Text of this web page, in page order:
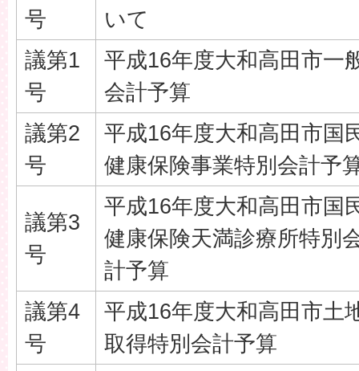
号
いて
議第1
号
平成16年度大和高田市一
会計予算
議第2
号
平成16年度大和高田市国
健康保険事業特別会計予
議第3
号
平成16年度大和高田市国
健康保険天満診療所特別
計予算
議第4
号
平成16年度大和高田市土
取得特別会計予算